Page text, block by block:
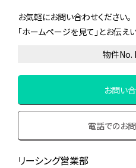
お気軽にお問い合わせください。
「ホームページを見て」とお伝え
物件No.
お問い
電話でのお
リーシング営業部